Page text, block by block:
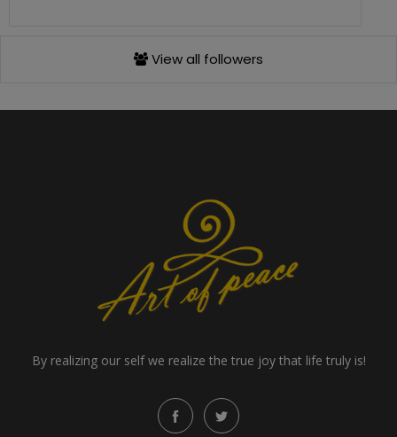
View all followers
By realizing our self we realize the true joy that life truly is!